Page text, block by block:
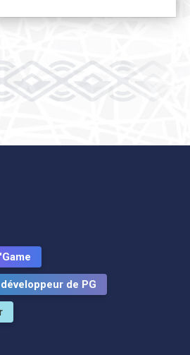
développeur de PG